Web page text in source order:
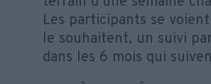
Les participants se
le souhaitent, un suivi
dans les 6 mois qui